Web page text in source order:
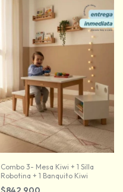
Combo 3- Mesa Kiwi + 1 Silla
Robotina + 1 Banquito Kiwi